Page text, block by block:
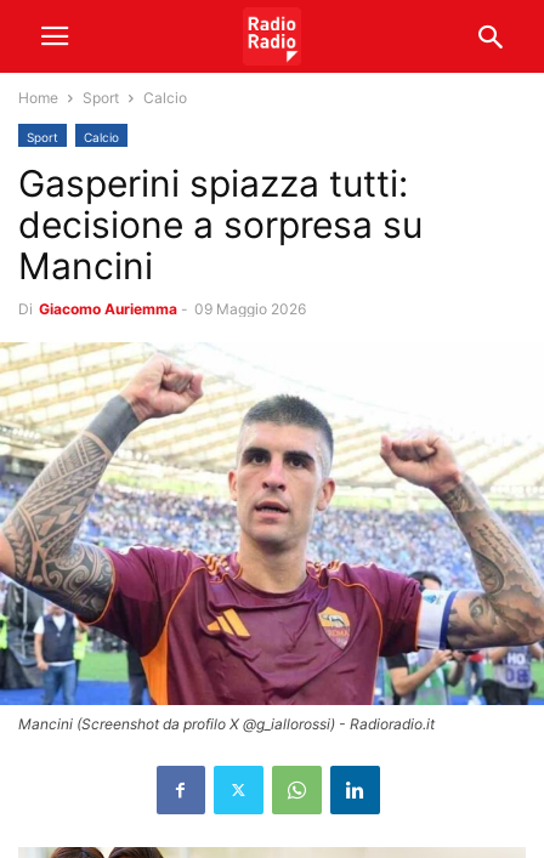
Home Sport Calcio
Sport Calcio
Gasperini spiazza tutti:
decisione a sorpresa su
Mancini
Di Giacomo Auriemma - 09 Maggio 2026
Mancini (Screenshot da profilo X @g_iallorossi) - Radioradio.it